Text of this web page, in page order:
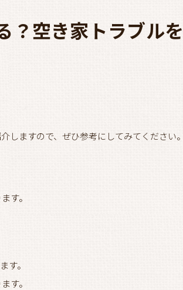
？空き家トラブル
しますので、ぜひ参考にしてみてください
す。
す。
す。